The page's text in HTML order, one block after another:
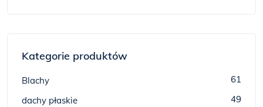
Kategorie produktów
Blachy
61
dachy płaskie
49